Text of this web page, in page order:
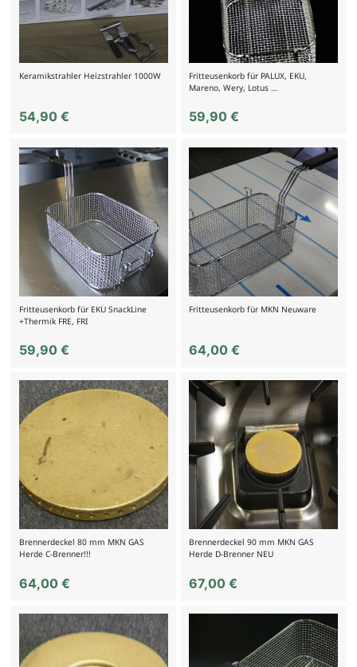
Keramikstrahler Heizstrahler 1000W
54,90 €
Fritteusenkorb für PALUX, EKU,
Mareno, Wery, Lotus …
59,90€
Fritteusenkorb für EKU SnackLine
+Thermik FRE, FRI
59,90 €
Fritteusenkorb für MKN Neuware
64,00€
Brennerdeckel 80 mm MKN GAS
Herde C-Brenner!!!
64,00 €
Brennerdeckel 90 mm MKN GAS
Herde D-Brenner NEU
67,00€